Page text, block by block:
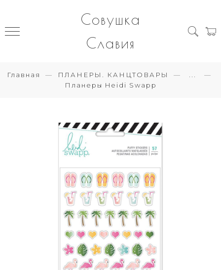
Совушка
Славия
Главная ПЛАНЕРЫ. КАНЦТОВАРЫ
Планеры Heidi Swapp